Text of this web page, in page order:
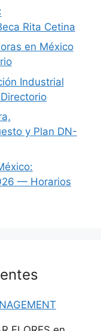
Rita Cetina
en México
Industrial
y Plan DN-
— Horarios